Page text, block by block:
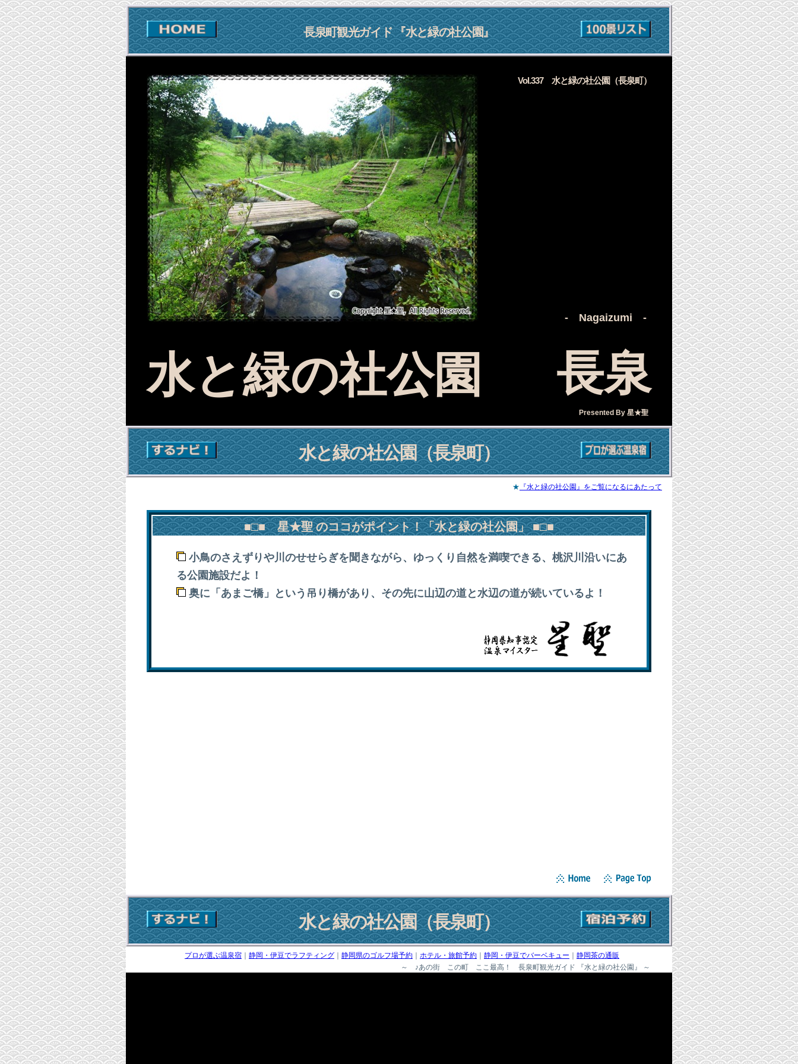
長泉町観光ガイド 『水と緑の社公園』
Vol.337 水と緑の社公園 （長泉町）
- Nagaizumi -
水と緑の社公園 長泉
Presented By 星★聖
水と緑の社公園（長泉町）
★ 『水と緑の社公園』をご覧になるにあたって
■□■ 星★聖 のココがポイント！「水と緑の社公園」 ■□■
小鳥のさえずりや川のせせらぎを聞きながら、ゆっくり自然を満喫できる、桃沢川沿いにあ
る公園施設だよ！
奥に「あまご橋」という吊り橋があり、その先に山辺の道と水辺の道が続いているよ！
水と緑の社公園（長泉町）
プロが選ぶ温泉宿 静岡・伊豆でラフティング 静岡県のゴルフ場予約 ホテル・旅館予約 静岡・伊豆でバーベキュー
静岡茶の通販
～ ♪あの街 この町 ここ最高！ 長泉町観光ガイド 『水と緑の社公園』 ～